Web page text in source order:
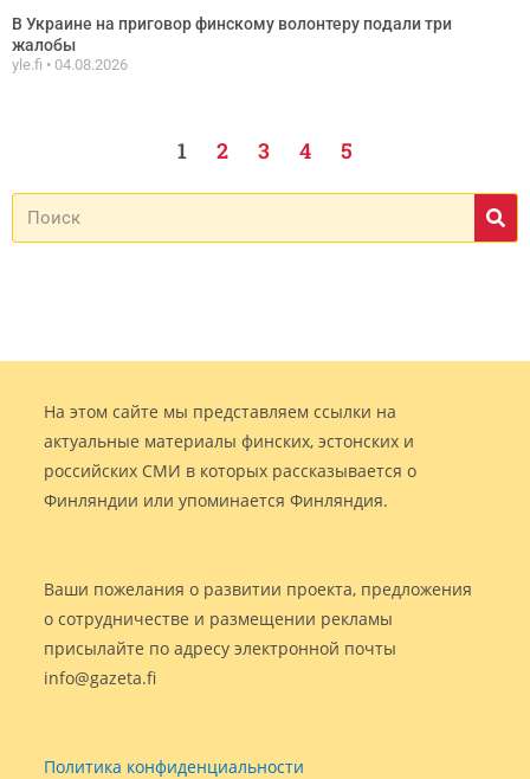
В Украине на приговор финскому волонтеру подали три
жалобы
yle.fi 04.08.2026
1 2 3 4 5
На этом сайте мы представляем ссылки на
актуальные материалы финских, эстонских и
российских СМИ в которых рассказывается о
Финляндии или упоминается Финляндия.
Ваши пожелания о развитии проекта, предложения
о сотрудничестве и размещении рекламы
присылайте по адресу электронной почты
info@gazeta.fi
Политика конфиденциальности